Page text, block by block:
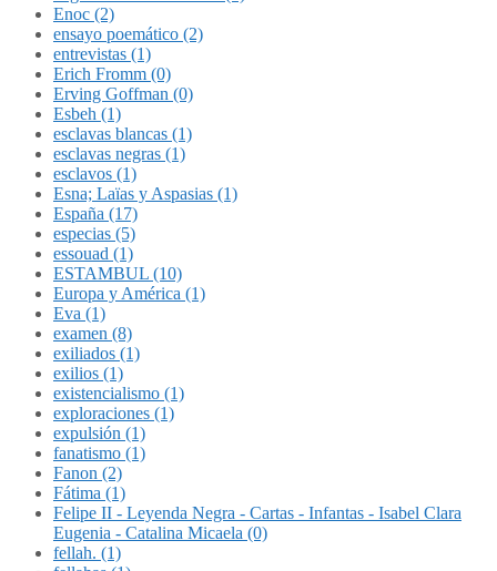
Enoc (2)
ensayo poemático (2)
entrevistas (1)
Erich Fromm (0)
Erving Goffman (0)
Esbeh (1)
esclavas blancas (1)
esclavas negras (1)
esclavos (1)
Esna; Laïas y Aspasias (1)
España (17)
especias (5)
essouad (1)
ESTAMBUL (10)
Europa y América (1)
Eva (1)
examen (8)
exiliados (1)
exilios (1)
existencialismo (1)
exploraciones (1)
expulsión (1)
fanatismo (1)
Fanon (2)
Fátima (1)
Felipe II - Leyenda Negra - Cartas - Infantas - Isabel Clara
Eugenia - Catalina Micaela (0)
fellah. (1)